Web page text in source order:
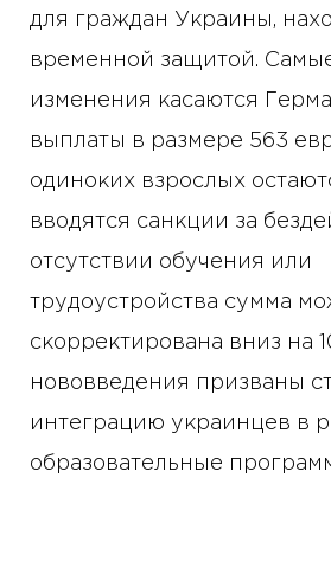
для граждан Украины,
временной защитой.
изменения касаются
выплаты в размере 563
одиноких взрослых
вводятся санкции за
отсутствии обучения или
трудоустройства сумма
скорректирована вниз на
нововведения призваны
интеграцию украинцев в
образовательные